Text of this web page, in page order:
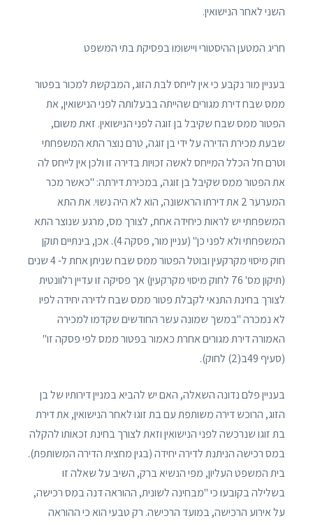
השני לאחר הנישואין.
חריג המטען ההיסטורי ויישומו בפסיקת בתי המשפט
בעניין מור נקבע כי אין לייחס לבת הזוג, המבקשת למכור בפטור
ממס שבח דירת מגורים שהייתה בבעלותה לפני הנישואין, את
הפטור ממס שבח שקיבל בן זוגה לפני הנישואין. זאת משום,
שבעת מכירת הדירה על ידי בן זוגה, טרם נוצר התא המשפחתי
וטרם חל הכלל המייחס לאשה זכויות בדירה זו ולכן אין לייחס לה
את הפטור ממס שקיבל בן זוגה, במכירת דירתה: "כאשר מכר
המערער 2 את דירתו הראשונה, הוא לא היה נשוי. את התא
המשפחתי יש לראות כיחידה אחת, לצורך מס, מרגע שנוצר התא
המשפחתי ולא לפני כן" (עניין מור, פסקה 4). אכן, בינתיים תוקן
חוק מיסוי מקרקעין ובוטל הפטור ממס שבח שניתן אחת ל- 4 שנים
(תיקון מס' 76 לחוק מיסוי מקרקעין) אך פסיקה זו עדיין רלוונטית
לצורך בחינת התנאי לקבלת פטור ממס שבח לדירה יחידה לפיו
לא נמכרה "במשך שמונה עשר החודשים שקדמו למכירה
האמורה דירת מגורים אחרת כאמור בפטור ממס לפי פסקה זו"
(סעיף 49ב(2) לחוק).
בעניין פלם נדונה השאלה, האם יש להביא במניין דירותיו של בן
הזוג, הרוכש דירה משותפת עם בת זוגו לאחר הנישואין, את דירת
בת זוגו שנרכשה לפני הנישואין וזאת לצורך בחינת זכאותו להקלה
במס רכישה הניתנת לדירה יחידה (בגין מחצית הדירה המשותפת).
בית המשפט העליון, מפי הנשיא ברק, השיב על שאלה זו
בשלילה בקובעו כי "מבחינה לשונית, ההוראה דנה במס רכישה,
על אירוע הרכישה, במועד הרכישה. רק טבעי הוא כי ההוראה